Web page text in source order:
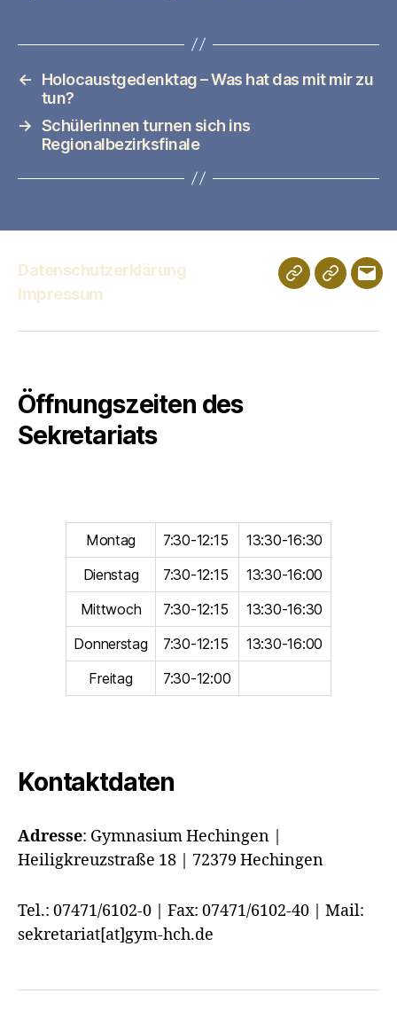
←
Holocaustgedenktag – Was hat das mit mir zu
tun?
→ Schülerinnen turnen sich ins
Regionalbezirksfinale
Datenschutzerklärung
Impressum
Schulportfolio
Digitales
E-
Öffnungszeiten des
Sekretariats
Montag 7:30-12:15
13:30-16:30
Dienstag
7:30-12:15
13:30-16:00
Mittwoch
7:30-12:15
13:30-16:30
Donnerstag
7:30-12:15
13:30-16:00
Freitag
7:30-12:00
Kontaktdaten
Adresse: Gymnasium Hechingen |
Heiligkreuzstraße 18 | 72379 Hechingen
Tel.: 07471/6102-0 | Fax: 07471/6102-40 | Mail:
sekretariat[at]gym-hch.de